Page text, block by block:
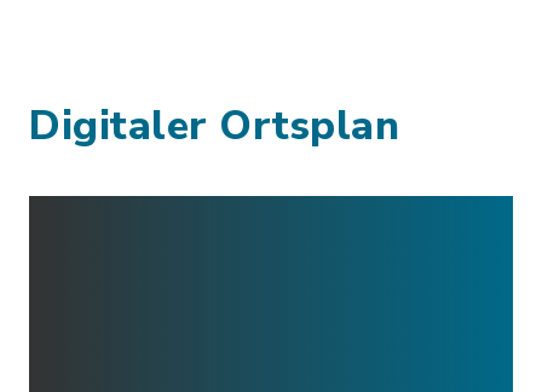
Digitaler Ortsplan